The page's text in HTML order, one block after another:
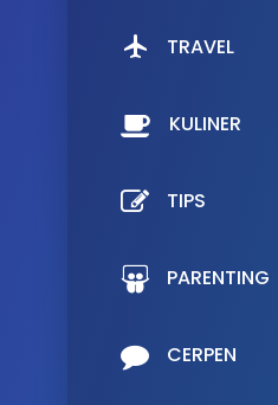
TRAVEL
KULINER
TIPS
PARENTING
CERPEN